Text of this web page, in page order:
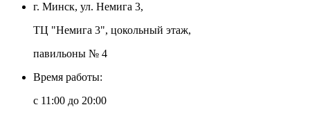
г. Минск, ул. Немига 3,
ТЦ "Немига 3", цокольный этаж,
павильоны № 4
Время работы:
c 11:00 до 20:00